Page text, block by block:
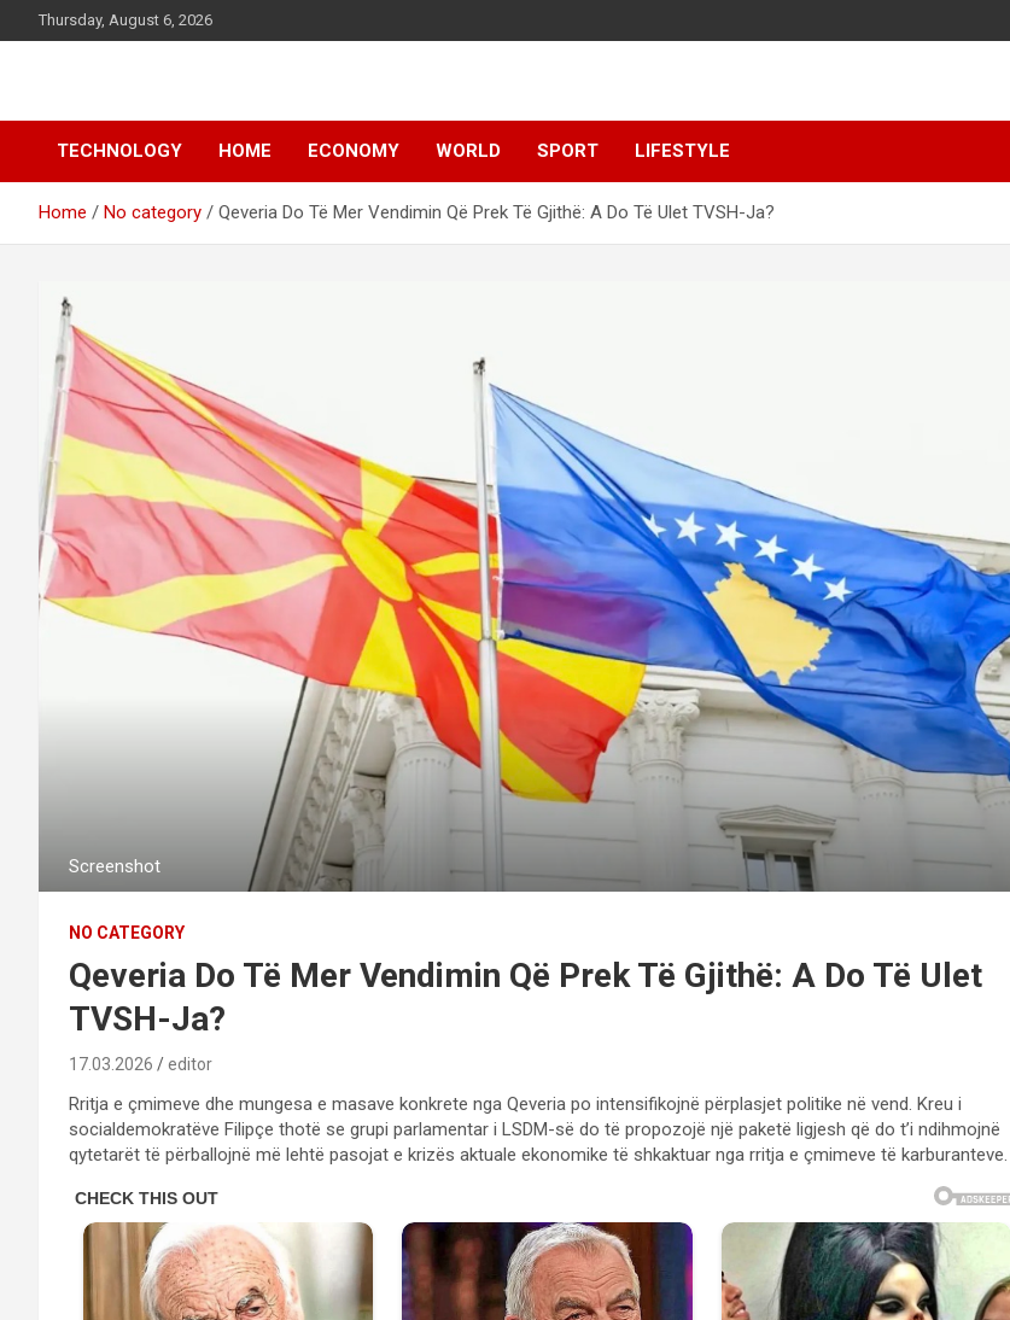
to
Thursday, August 6, 2026
d7-news.com
TECHNOLOGY HOME ECONOMY WORLD SPORT LIFESTYLE
Home No category Qeveria Do Të Mer Vendimin Që Prek Të Gjithë: A Do Të Ulet TVSH-Ja?
Screenshot
NO CATEGORY
Qeveria Do Të Mer Vendimin Që Prek Të Gjithë: A Do Të Ulet
TVSH-Ja?
17.03.2026 editor
Rritja e çmimeve dhe mungesa e masave konkrete nga Qeveria po intensifikojnë përplasjet politike në vend. Kreu i
socialdemokratëve Filipçe thotë se grupi parlamentar i LSDM-së do të propozojë një paketë ligjesh që do t’i ndihmojnë
qytetarët të përballojnë më lehtë pasojat e krizës aktuale ekonomike të shkaktuar nga rritja e çmimeve të karburanteve.